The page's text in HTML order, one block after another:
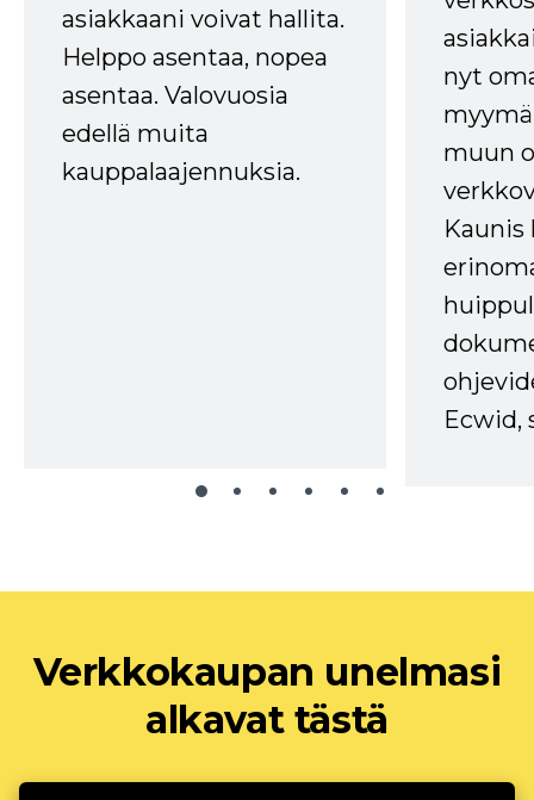
asiakkaani voivat hallita.
Helppo asentaa, nopea
asentaa. Valovuosia
edellä muita
kauppalaajennuksia.
nyt
muun
Kaunis
Ecwid,
Verkkokaupan unelmasi
alkavat tästä